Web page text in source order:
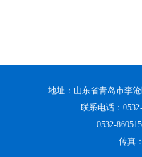
地址：山东省青岛市李
联系电话：
0532-
传真